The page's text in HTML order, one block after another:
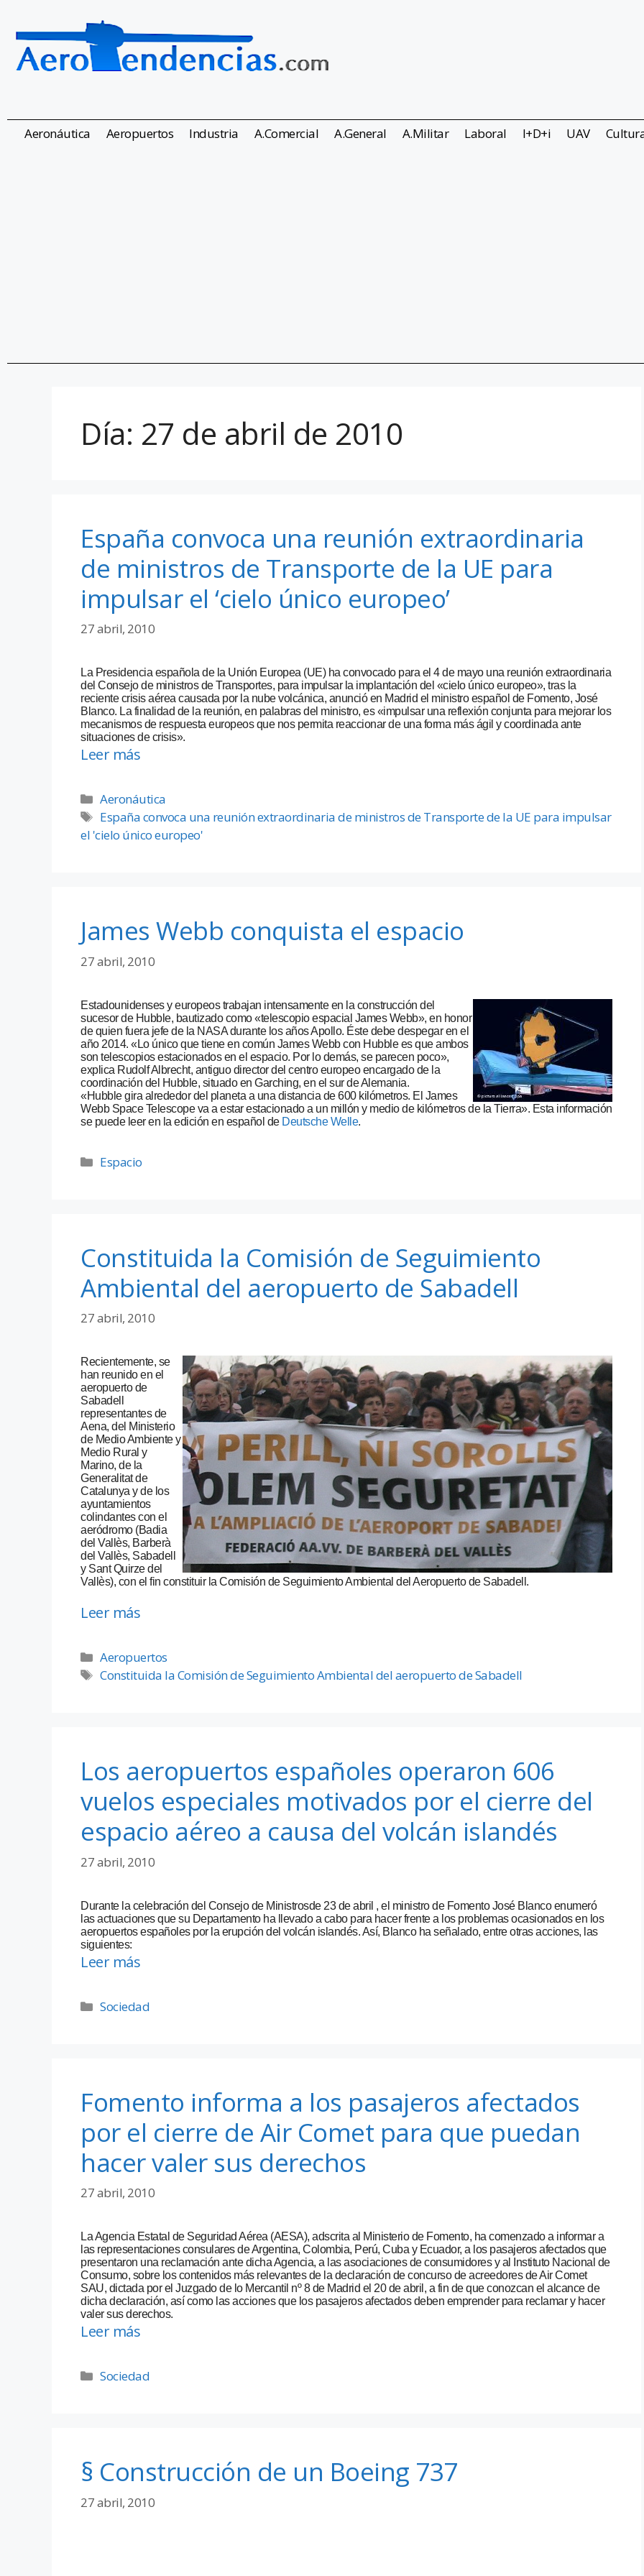
Aeronáutica Aeropuertos Industria A.Comercial A.General A.Militar Laboral I+D+i UAV
Día: 27 de abril de 2010
España convoca una reunión extraordinaria
de ministros de Transporte de la UE para
impulsar el ‘cielo único europeo’
27 abril, 2010
La Presidencia española de la Unión Europea (UE) ha convocado para el 4 de mayo una reunión extraordinaria
del Consejo de ministros de Transportes, para impulsar la implantación del «cielo único europeo», tras la
reciente crisis aérea causada por la nube volcánica, anunció en Madrid el ministro español de Fomento, José
Blanco. La finalidad de la reunión, en palabras del ministro, es «impulsar una reflexión conjunta para mejorar los
mecanismos de respuesta europeos que nos permita reaccionar de una forma más ágil y coordinada ante
situaciones de crisis».
Leer más
Aeronáutica
España convoca una reunión extraordinaria de ministros de Transporte de la UE para impulsar
el 'cielo único europeo'
James Webb conquista el espacio
27 abril, 2010
Estadounidenses y europeos trabajan intensamente en la construcción del
sucesor de Hubble, bautizado como «telescopio espacial James Webb», en honor
de quien fuera jefe de la NASA durante los años Apollo. Éste debe despegar en el
año 2014. «Lo único que tiene en común James Webb con Hubble es que ambos
son telescopios estacionados en el espacio. Por lo demás, se parecen poco»,
explica Rudolf Albrecht, antiguo director del centro europeo encargado de la
coordinación del Hubble, situado en Garching, en el sur de Alemania.
«Hubble gira alrededor del planeta a una distancia de 600 kilómetros. El James
Webb Space Telescope va a estar estacionado a un millón y medio de kilómetros de la Tierra». Esta información
se puede leer en la edición en español de Deutsche Welle.
Espacio
Constituida la Comisión de Seguimiento
Ambiental del aeropuerto de Sabadell
27 abril, 2010
Recientemente, se
han reunido en el
aeropuerto de
Sabadell
representantes de
Aena, del Ministerio
de Medio Ambiente y
Medio Rural y
Marino, de la
Generalitat de
Catalunya y de los
ayuntamientos
colindantes con el
aeródromo (Badia
del Vallès, Barberà
del Vallès, Sabadell
y Sant Quirze del
Vallès), con el fin constituir la Comisión de Seguimiento Ambiental del Aeropuerto de Sabadell.
Leer más
Aeropuertos
Constituida la Comisión de Seguimiento Ambiental del aeropuerto de Sabadell
Los aeropuertos españoles operaron 606
vuelos especiales motivados por el cierre del
espacio aéreo a causa del volcán islandés
27 abril, 2010
Durante la celebración del Consejo de Ministrosde 23 de abril , el ministro de Fomento José Blanco enumeró
las actuaciones que su Departamento ha llevado a cabo para hacer frente a los problemas ocasionados en los
aeropuertos españoles por la erupción del volcán islandés. Así, Blanco ha señalado, entre otras acciones, las
siguientes:
Leer más
Sociedad
Fomento informa a los pasajeros afectados
por el cierre de Air Comet para que puedan
hacer valer sus derechos
27 abril, 2010
La Agencia Estatal de Seguridad Aérea (AESA), adscrita al Ministerio de Fomento, ha comenzado a informar a
las representaciones consulares de Argentina, Colombia, Perú, Cuba y Ecuador, a los pasajeros afectados que
presentaron una reclamación ante dicha Agencia, a las asociaciones de consumidores y al Instituto Nacional de
Consumo, sobre los contenidos más relevantes de la declaración de concurso de acreedores de Air Comet
SAU, dictada por el Juzgado de lo Mercantil nº 8 de Madrid el 20 de abril, a fin de que conozcan el alcance de
dicha declaración, así como las acciones que los pasajeros afectados deben emprender para reclamar y hacer
valer sus derechos.
Leer más
Sociedad
§ Construcción de un Boeing 737
27 abril, 2010